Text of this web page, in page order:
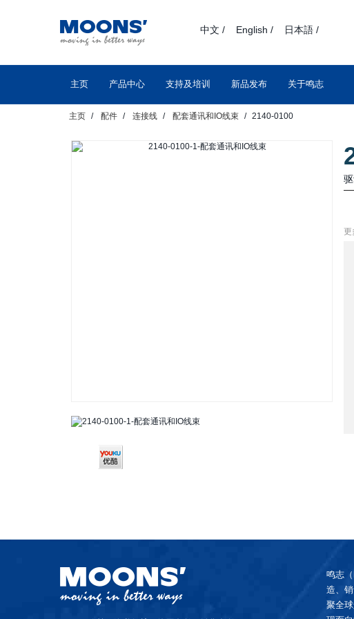
中文 / English / 日本語 /
主页 产品中心 支持及培训 新品发布 关于鸣志
主页 配件 连接线 配套通讯和IO线束 2140-0100
更
鸣志
造、
聚全